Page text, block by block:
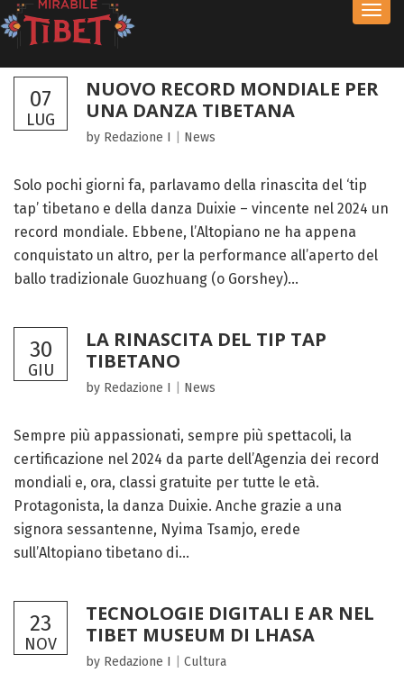
07
LUG
NUOVO RECORD MONDIALE PER
UNA DANZA TIBETANA
by Redazione I News
Solo pochi giorni fa, parlavamo della rinascita del ‘tip
tap’ tibetano e della danza Duixie – vincente nel 2024 un
record mondiale. Ebbene, l’Altopiano ne ha appena
conquistato un altro, per la performance all’aperto del
ballo tradizionale Guozhuang (o Gorshey)...
30
GIU
LA RINASCITA DEL TIP TAP
TIBETANO
by Redazione I News
Sempre più appassionati, sempre più spettacoli, la
certificazione nel 2024 da parte dell’Agenzia dei record
mondiali e, ora, classi gratuite per tutte le età.
Protagonista, la danza Duixie. Anche grazie a una
signora sessantenne, Nyima Tsamjo, erede
sull’Altopiano tibetano di...
23
NOV
TECNOLOGIE DIGITALI E AR NEL
TIBET MUSEUM DI LHASA
by Redazione I Cultura